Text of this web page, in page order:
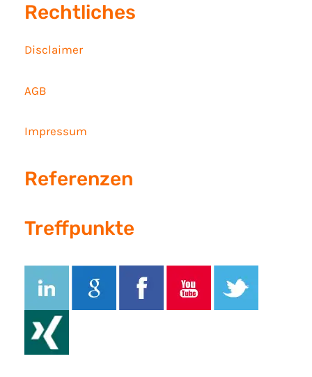
Rechtliches
Disclaimer
AGB
Impressum
Referenzen
Treffpunkte